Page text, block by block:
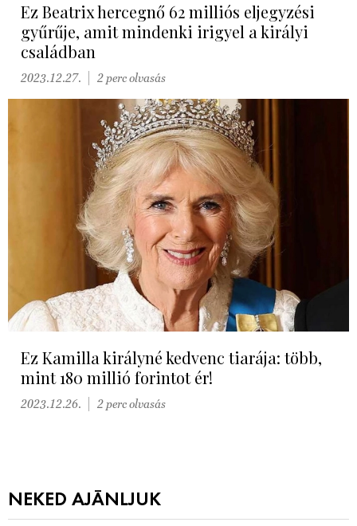
Ez Beatrix hercegnő 62 milliós eljegyzési
gyűrűje, amit mindenki irigyel a királyi
családban
2023.12.27. 2 perc olvasás
Ez Kamilla királyné kedvenc tiarája: több,
mint 180 millió forintot ér!
2023.12.26. 2 perc olvasás
NEKED AJÁNLJUK